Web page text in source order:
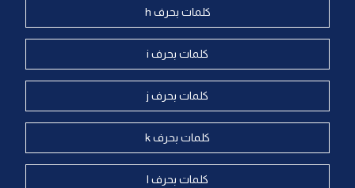
كلمات بحرف h
كلمات بحرف i
كلمات بحرف j
كلمات بحرف k
كلمات بحرف l